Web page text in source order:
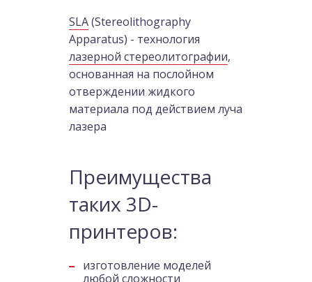
SLA(Stereolithography
Apparatus) - технология
лазерной стереолитографии,
основанная на послойном
отверждении жидкого
материала под действием луча
лазера
Преимущества
таких 3D-
принтеров:
изготовление моделей
любой сложности